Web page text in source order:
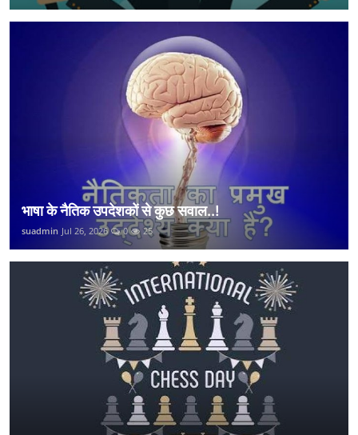
भाषा के नैतिक उपदेशकों से कुछ सवाल..!
suadmin Jul 26, 2026 0 25